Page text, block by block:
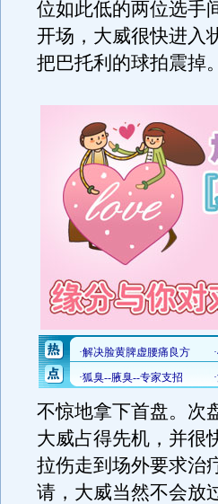
位如此低的两位选手
开场，大威很快进入
把巴托利的球拍震掉。
不惊地拿下首盘。次
大威占得先机，并很
拉伤走到场外要求治
请，大威当然不会放